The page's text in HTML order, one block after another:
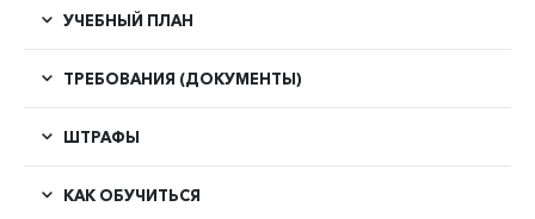
УЧЕБНЫЙ ПЛАН
ТРЕБОВАНИЯ (ДОКУМЕНТЫ)
ШТРАФЫ
КАК ОБУЧИТЬСЯ